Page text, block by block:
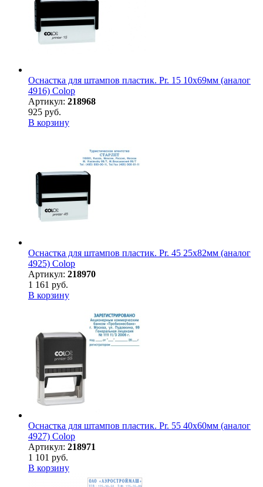
Оснастка для штампов пластик. Pr. 15 10х69мм (аналог
4916) Colop
Артикул: 218968
925 руб.
В корзину
Оснастка для штампов пластик. Pr. 45 25х82мм (аналог
4925) Colop
Артикул: 218970
1 161 руб.
В корзину
Оснастка для штампов пластик. Pr. 55 40х60мм (аналог
4927) Colop
Артикул: 218971
1 101 руб.
В корзину